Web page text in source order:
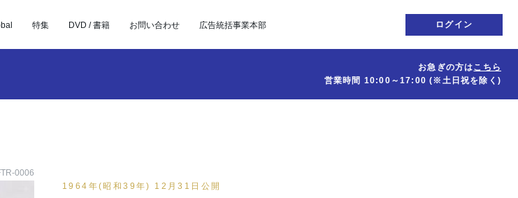
特集 DVD / 書籍 お問い合わせ 広告統括事業本部 ログイン
お急ぎの方はこちら
営業時間 10:00～17:00(※土日祝を除く)
0006
1964年(昭和39年) 12月31日公開